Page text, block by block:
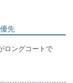
先
ロングコートで